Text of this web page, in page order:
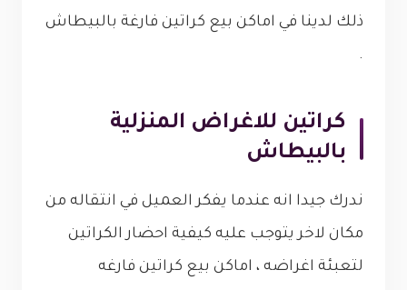
ذلك لدينا في اماكن بيع كراتين فارغة بالبيطاش
.
كراتين للاغراض المنزلية
بالبيطاش
ندرك جيدا انه عندما يفكر العميل في انتقاله من
مكان لاخر يتوجب عليه كيفية احضار الكراتين
لتعبئة اغراضه ، اماكن بيع كراتين فارغه